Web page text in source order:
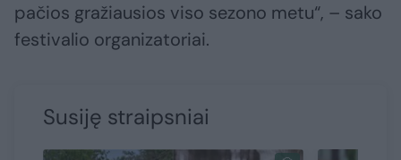
pačios gražiausios viso sezono metu“, – sako
festivalio organizatoriai.
Susiję straipsniai